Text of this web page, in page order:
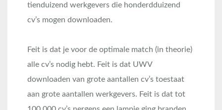
tienduizend werkgevers die honderdduizend
cv’s mogen downloaden.
Feit is dat je voor de optimale match (in theorie)
alle cv’s nodig hebt. Feit is dat UWV
downloaden van grote aantallen cv’s toestaat
aan grote aantallen werkgevers. Feit is dat tot